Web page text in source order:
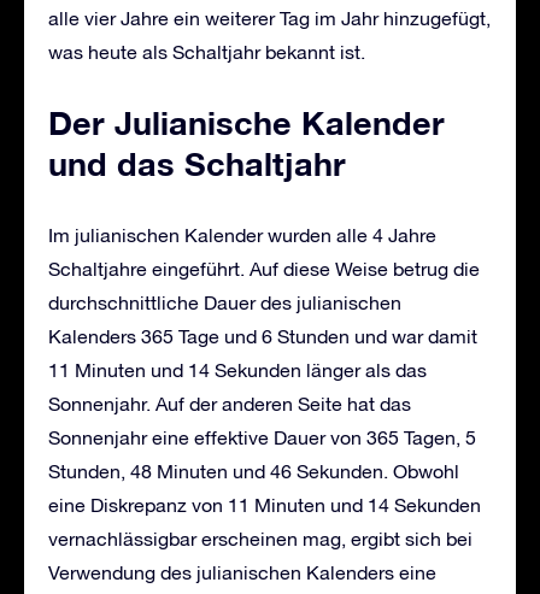
alle vier Jahre ein weiterer Tag im Jahr hinzugefügt,
was heute als Schaltjahr bekannt ist.
Der Julianische Kalender
und das Schaltjahr
Im julianischen Kalender wurden alle 4 Jahre
Schaltjahre eingeführt. Auf diese Weise betrug die
durchschnittliche Dauer des julianischen
Kalenders 365 Tage und 6 Stunden und war damit
11 Minuten und 14 Sekunden länger als das
Sonnenjahr. Auf der anderen Seite hat das
Sonnenjahr eine effektive Dauer von 365 Tagen, 5
Stunden, 48 Minuten und 46 Sekunden. Obwohl
eine Diskrepanz von 11 Minuten und 14 Sekunden
vernachlässigbar erscheinen mag, ergibt sich bei
Verwendung des julianischen Kalenders eine